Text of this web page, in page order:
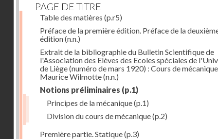
PAGE DE TITRE
Table des matières (p.r5)
Préface de la première édition. Préface de la
édition(n.n.)
Extrait de la bibliographie du Bulletin Scientifique de
l'Association des Elèves des Ecoles spéciales de
de Liège (numéro de mars 1920) : Cours de
Maurice Wilmotte(n.n.)
Notions préliminaires (p.1)
Principes de la mécanique(p.1)
Division du cours de mécanique(p.2)
Première partie. Statique(p.3)